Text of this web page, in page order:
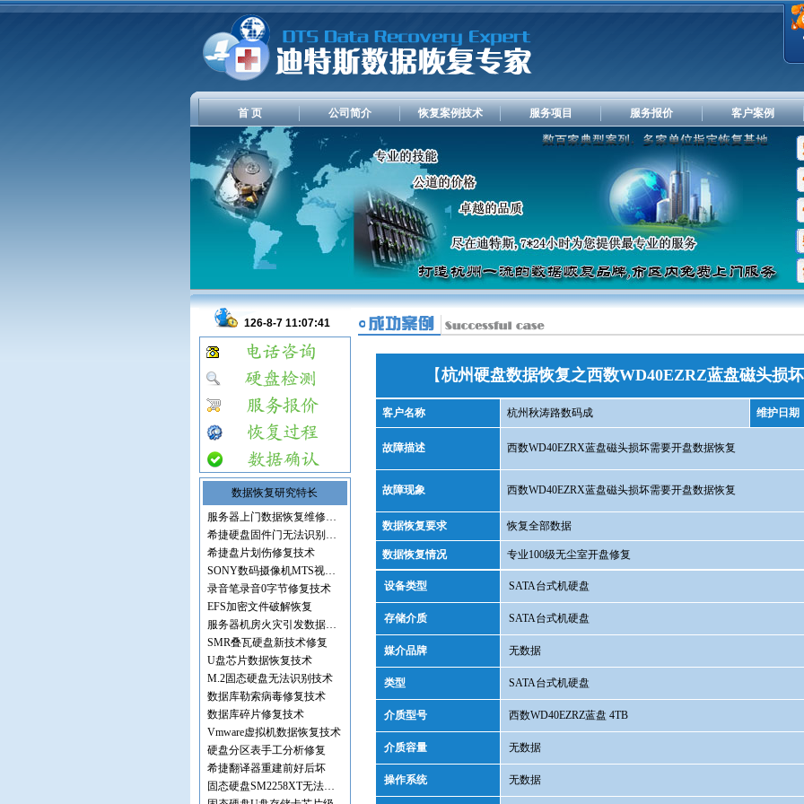
首 页 公司简介 恢复案例技术 服务项目 服务报价 客户案例
126-8-7 11:07:41
数据恢复研究特长
服务器上门数据恢复维修服务
希捷硬盘固件门无法识别修复
希捷盘片划伤修复技术
SONY数码摄像机MTS视频文件
录音笔录音0字节修复技术
EFS加密文件破解恢复
服务器机房火灾引发数据丢失
SMR叠瓦硬盘新技术修复
U盘芯片数据恢复技术
M.2固态硬盘无法识别技术
数据库勒索病毒修复技术
数据库碎片修复技术
Vmware虚拟机数据恢复技术
硬盘分区表手工分析修复
希捷翻译器重建前好后坏
固态硬盘SM2258XT无法识别
【杭州硬盘数据恢复之西数WD40EZRZ蓝盘磁头损
客户名称 杭州秋涛路数码成 维护日期
故障描述 西数WD40EZRX蓝盘磁头损坏需要开盘数据恢复
故障现象 西数WD40EZRX蓝盘磁头损坏需要开盘数据恢复
数据恢复要求 恢复全部数据
数据恢复情况 专业100级无尘室开盘修复
设备类型 SATA台式机硬盘
存储介质 SATA台式机硬盘
媒介品牌 无数据
类型 SATA台式机硬盘
介质型号 西数WD40EZRZ蓝盘 4TB
介质容量 无数据
操作系统 无数据